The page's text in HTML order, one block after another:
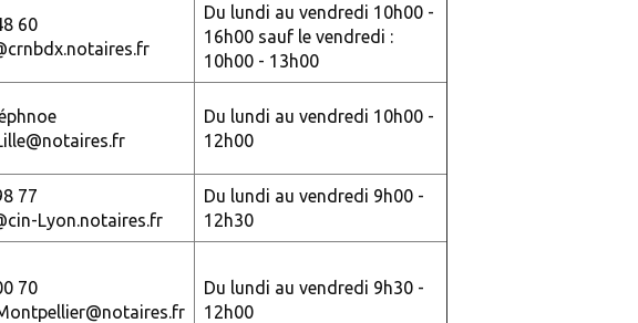
60
Du lundi au vendredi 10h00 -
16h00 sauf le vendredi :
10h00 - 13h00
Du lundi au vendredi 10h00 -
12h00
77
Lyon.notaires.fr
Du lundi au vendredi 9h00 -
12h30
70
Du lundi au vendredi 9h30 -
12h00